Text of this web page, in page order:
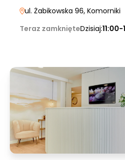
ul. Żabikowska 96, Komorniki
Teraz zamknięteDzisiaj:11:00-